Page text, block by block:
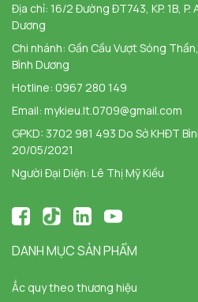
Địa chỉ: 16/2 Đường ĐT743, KP. 1B, P.
Dương
Chi nhánh: Gần Cầu Vượt Sóng
Bình Dương
Hotline: 0967 280 149
Email: mykieu.lt.0709@gmail.com
GPKD: 3702 981 493 Do Sở KHĐT
20/05/2021
Người Đại Diện: Lê Thị Mỹ Kiều
DANH MỤC SẢN PHẨM
Ắc quy theo thương hiệu